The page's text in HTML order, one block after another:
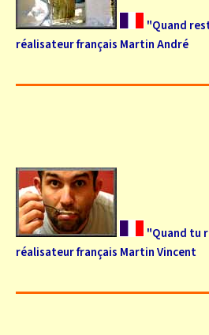
"Quand
réalisateur français Martin André
"Quand tu
réalisateur français Martin Vincent